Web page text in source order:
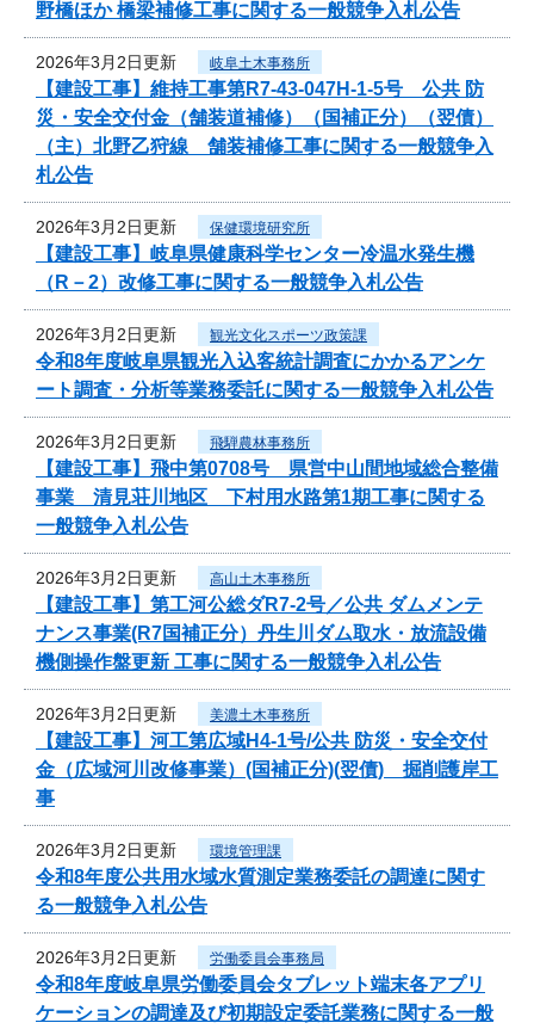
野橋ほか 橋梁補修工事に関する一般競争入札公告
2026年3月2日更新 岐阜土木事務所
【建設工事】維持工事第R7-43-047H-1-5号 公共 防
災・安全交付金（舗装道補修）（国補正分）（翌債）
（主）北野乙狩線 舗装補修工事に関する一般競争入
札公告
2026年3月2日更新 保健環境研究所
【建設工事】岐阜県健康科学センター冷温水発生機
（R－2）改修工事に関する一般競争入札公告
2026年3月2日更新 観光文化スポーツ政策課
令和8年度岐阜県観光入込客統計調査にかかるアンケ
ート調査・分析等業務委託に関する一般競争入札公告
2026年3月2日更新 飛騨農林事務所
【建設工事】飛中第0708号 県営中山間地域総合整備
事業 清見荘川地区 下村用水路第1期工事に関する
一般競争入札公告
2026年3月2日更新 高山土木事務所
【建設工事】第工河公総ダR7-2号／公共 ダムメンテ
ナンス事業(R7国補正分）丹生川ダム取水・放流設備
機側操作盤更新 工事に関する一般競争入札公告
2026年3月2日更新 美濃土木事務所
【建設工事】河工第広域H4-1号/公共 防災・安全交付
金（広域河川改修事業）(国補正分)(翌債) 掘削護岸工
事
2026年3月2日更新 環境管理課
令和8年度公共用水域水質測定業務委託の調達に関す
る一般競争入札公告
2026年3月2日更新 労働委員会事務局
令和8年度岐阜県労働委員会タブレット端末各アプリ
ケーションの調達及び初期設定委託業務に関する一般